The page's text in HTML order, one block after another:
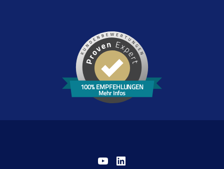
100% EMPFEHLUNGEN
Mehr Infos
YouTube LinkedIn